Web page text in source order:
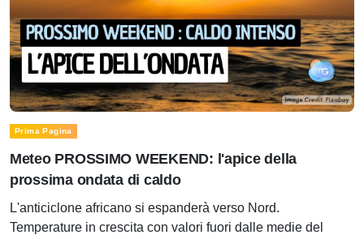
Prima Pagina
Meteo PROSSIMO WEEKEND: l'apice della
prossima ondata di caldo
L'anticiclone africano si espanderà verso Nord.
Temperature in crescita con valori fuori dalle medie del